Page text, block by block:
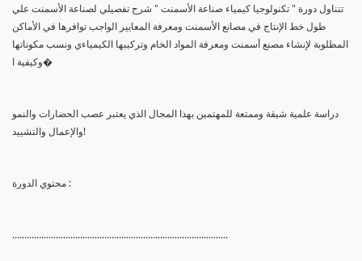
تتناول دورة " تكنولوجيا كيمياء صناعة الأسمنت " شرح تفصيلي لصناعة الأسمنت علي
طول خط الإنتاج في مصانع الأسمنت ومعرفة المعايير الواجب توافرها في الأماكن
المطلوبة لإنشاء مصنع أسمنت ومعرفة المواد الخام وتركيبها الكيمياءي ونسب مكوناتها
وكيفية ا�
دراسة علمية شيقة وممتعة للمهتمين بهذا المجال الذي يعتبر عصب الحضارات والنمو
والإعمال والتشييد!
محتوي الدورة :
.........................................................................................